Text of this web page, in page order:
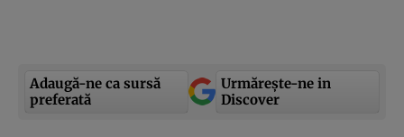
Adaugă-ne ca sursă
preferată
Urmărește-ne in
Discover